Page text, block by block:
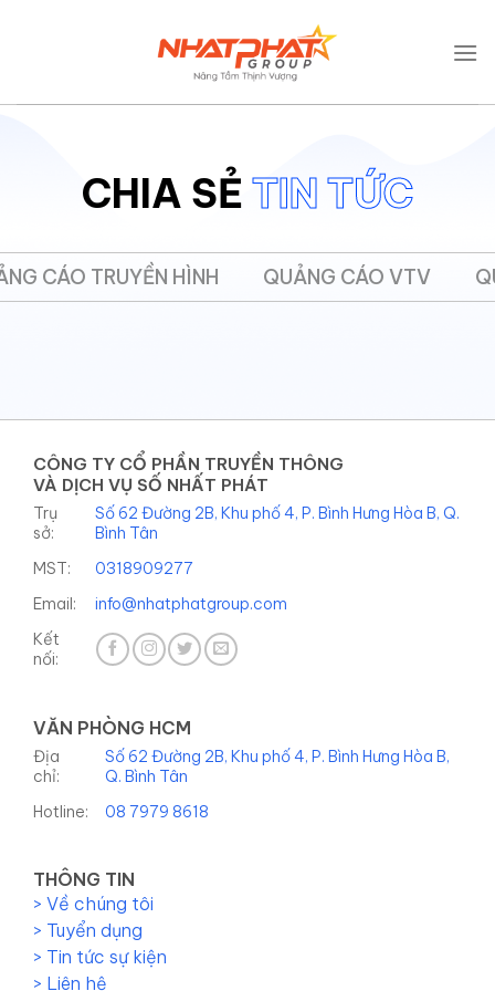
CHIA SẺTIN TỨC
CÁO TRUYỀN HÌNH QUẢNG CÁO VTV
CÔNG TY CỔ PHẦN TRUYỀN THÔNG
VÀ DỊCH VỤ SỐ NHẤT PHÁT
Trụ
sở:
Số 62 Đường 2B, Khu phố 4, P. Bình Hưng Hòa B, Q.
Bình Tân
MST:
0318909277
Email:
info@nhatphatgroup.com
Kết
nối:
VĂN PHÒNG HCM
Địa
chỉ:
Số 62 Đường 2B, Khu phố 4, P. Bình Hưng Hòa B,
Q. Bình Tân
Hotline:
08 7979 8618
THÔNG TIN
> Về chúng tôi
> Tuyển dụng
> Tin tức sự kiện
> Liên hệ